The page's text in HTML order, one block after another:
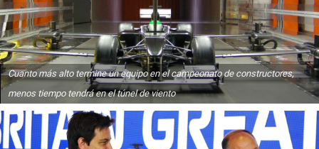
Cuanto más alto termine un equipo en el campeonato de constructores,
menos tiempo tendrá en el túnel de viento